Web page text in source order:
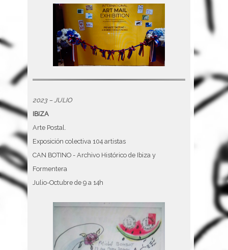
2023 – JULIO
IBIZA
Arte Postal.
Exposición colectiva 104 artistas
CAN BOTINO - Archivo Histórico de Ibiza y
Formentera
Julio-Octubre de 9 a 14h